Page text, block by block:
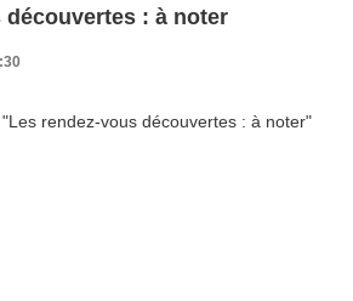
découvertes : à noter